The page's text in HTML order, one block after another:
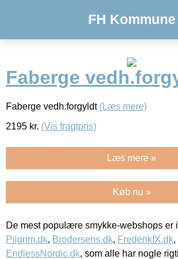
FH Kommune
Faberge
Faberge vedh.forgyldt (Læs mere)
2195 kr. (Vis fragtpris)
Læs mere »
Køb nu »
De mest populære smykke-webshops er
Pilgrim.dk, Brodersens.dk, FrederikIX.dk,
EndlessNordic.dk, som alle har nogle